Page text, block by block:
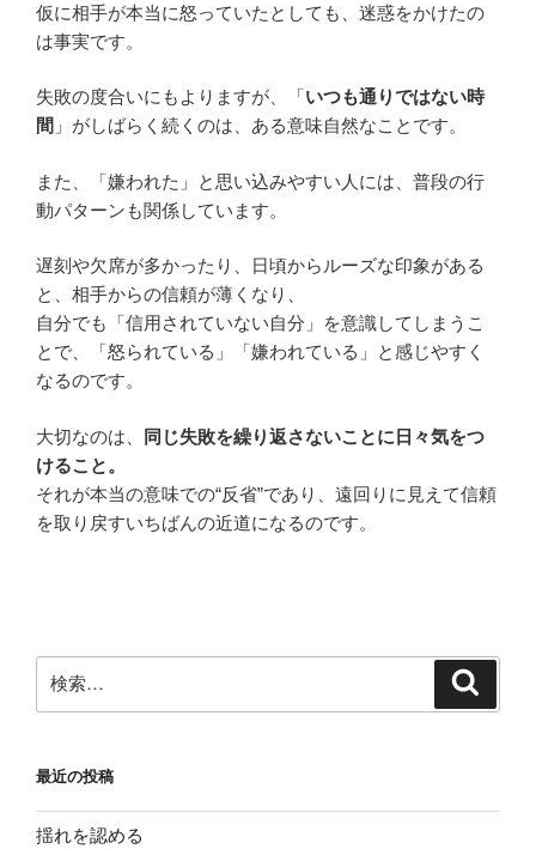
仮に相手が本当に怒っていたとしても、迷惑をかけたの
は事実です。
失敗の度合いにもよりますが、「いつも通りではない時
間 」がしばらく続くのは、ある意味自然なことです。
また、「嫌われた」と思い込みやすい人には、普段の行
動パターンも関係しています。
遅刻や欠席が多かったり、日頃からルーズな印象がある
と、相手からの信頼が薄くなり、
自分でも「信用されていない自分」を意識してしまうこ
とで、「怒られている」「嫌われている」と感じやすく
なるのです。
大切なのは、
同じ失敗を繰り返さないことに日々気をつ
けること。
それが本当の意味での“反省”であり、遠回りに見えて信頼
を取り戻すいちばんの近道になるのです。
索:
最近の投稿
揺れを認める